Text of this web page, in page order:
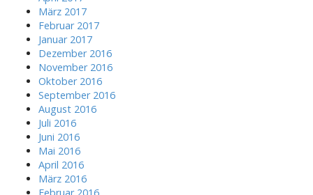
März 2017
Februar 2017
Januar 2017
Dezember 2016
November 2016
Oktober 2016
September 2016
August 2016
Juli 2016
Juni 2016
Mai 2016
April 2016
März 2016